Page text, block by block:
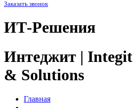
Заказать звонок
ИТ-Решения
Интеджит |
& Solutions
Главная